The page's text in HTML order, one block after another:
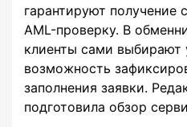
гарантируют получение
AML-проверку. В
клиенты сами выбирают
возможность
заполнения заявки.
подготовила обзор